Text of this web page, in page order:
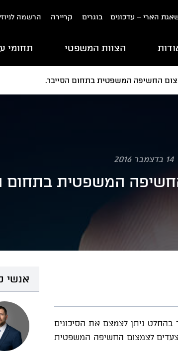
הארי – עדכונים בוגרים קריירה הרשמה
הצוות המשפטי תחומי
החשיפה המשפטית בתחום הסייבר.
14 בדצמבר 2016
המשפטית בתחום
בהחלט ניתן לצמצם את הסיכונים
צעדים לצמצום החשיפה המשפטית
אנשי